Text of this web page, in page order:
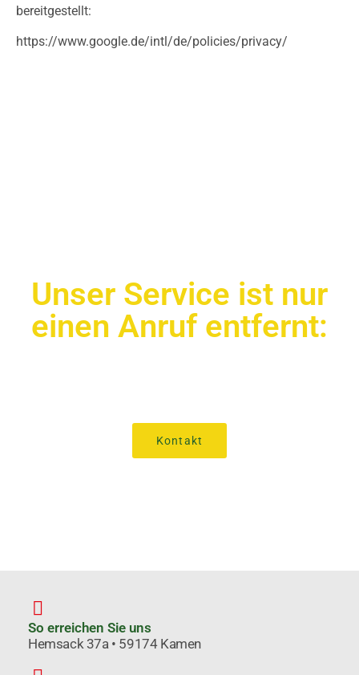
bereitgestellt:
https://www.google.de/intl/de/policies/privacy/
Unser Service ist nur
einen Anruf entfernt:
Kontakt
So erreichen Sie uns
Hemsack 37a • 59174 Kamen